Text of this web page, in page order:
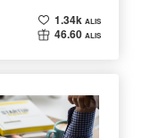
1.34k ALIS
46.60 ALIS